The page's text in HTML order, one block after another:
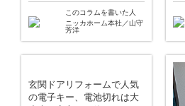
このコラムを書いた人
ニッカホーム本社／山守
芳洋
玄関ドアリフォームで人気
の電子キー、電池切れは大